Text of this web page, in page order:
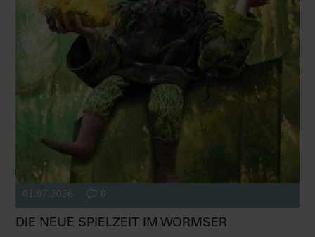
01.07.2026 0
DIE NEUE SPIELZEIT IM WORMSER